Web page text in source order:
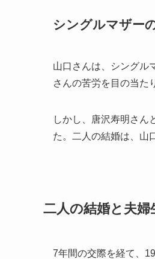
シングルマザー
山口さんは、シングル
さんの苦労を目の当た
しかし、唐沢寿明さん
た。二人の結婚は、山
二人の結婚と夫婦
7年間の交際を経て、